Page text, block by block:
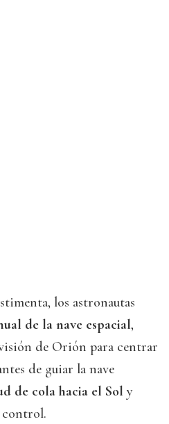
los astronautas
de la nave espacial,
de Orión para centrar
de guiar la nave
de cola hacia el Sol y
control.